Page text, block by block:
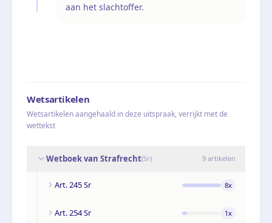
aan het slachtoffer.
Wetsartikelen
Wetsartikelen aangehaald in deze uitspraak, verrijkt met de
wettekst
Wetboek van Strafrecht(Sr) 9 artikelen
Art. 245 Sr 8x
Art. 254 Sr 1x